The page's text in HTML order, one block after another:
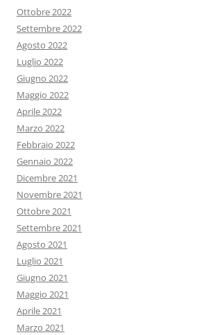
Ottobre 2022
Settembre 2022
Agosto 2022
Luglio 2022
Giugno 2022
Maggio 2022
Aprile 2022
Marzo 2022
Febbraio 2022
Gennaio 2022
Dicembre 2021
Novembre 2021
Ottobre 2021
Settembre 2021
Agosto 2021
Luglio 2021
Giugno 2021
Maggio 2021
Aprile 2021
Marzo 2021